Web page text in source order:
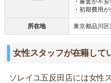
・審査が不
・初期費用
所在地 東京都品川
女性スタッフが在籍して
ソレイユ五反田店には女性